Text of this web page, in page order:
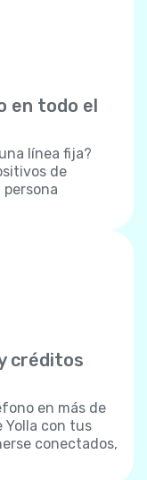
en todo el
línea fija?
de
créditos
en más de
Yolla con tus
conectados,